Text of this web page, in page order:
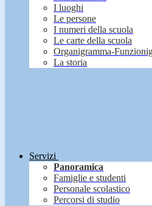
I luoghi
Le persone
I numeri della scuola
Le carte della scuola
Organigramma-
La storia
Servizi
Panoramica
Famiglie e studenti
Personale scolastico
Percorsi di studio